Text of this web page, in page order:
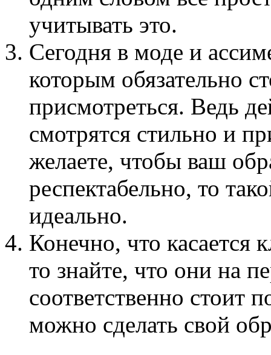
учитывать это.
Сегодня в моде и
которым обязательно
присмотреться. Ведь
смотрятся стильно и
желаете, чтобы ваш
респектабельно, то
идеально.
Конечно, что касается
то знайте, что они на
соответственно стоит
можно сделать свой